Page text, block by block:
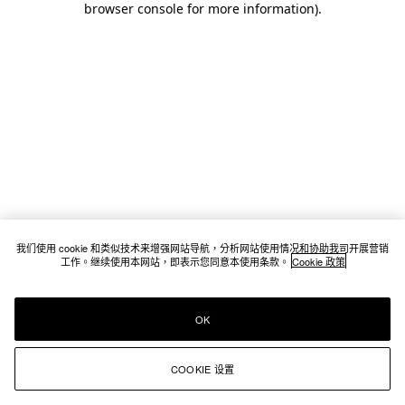
browser console for more information).
我们使用 cookie 和类似技术来增强网站导航，分析网站使用情况和协助我司开展营销
工作。继续使用本网站，即表示您同意本使用条款。 Cookie 政策
COOKIE 设置
OK